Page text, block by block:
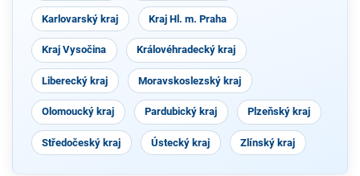
Karlovarský kraj Kraj Hl. m. Praha
Kraj Vysočina Královéhradecký kraj
Liberecký kraj Moravskoslezský kraj
Olomoucký kraj Pardubický kraj Plzeňský kraj
Středočeský kraj Ústecký kraj Zlínský kraj